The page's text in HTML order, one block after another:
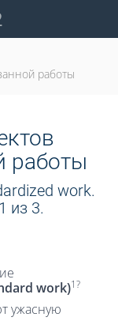
работы
работы
work.
из 3.
work)1?
ужасную